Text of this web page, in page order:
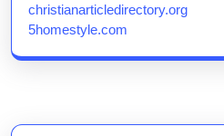
christianarticledirectory.org
5homestyle.com